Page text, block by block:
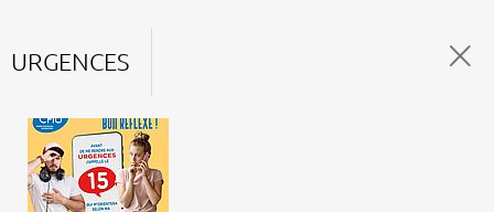
URGENCES